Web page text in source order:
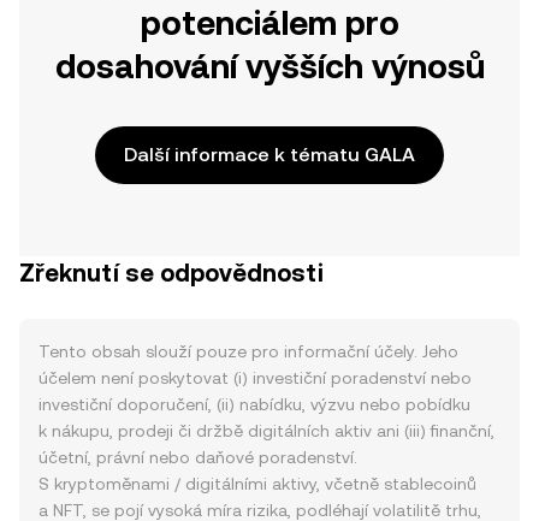
potenciálem pro
dosahování vyšších výnosů
Další informace k tématu GALA
Zřeknutí se odpovědnosti
Tento obsah slouží pouze pro informační účely. Jeho
účelem není poskytovat (i) investiční poradenství nebo
investiční doporučení, (ii) nabídku, výzvu nebo pobídku
k nákupu, prodeji či držbě digitálních aktiv ani (iii) finanční,
účetní, právní nebo daňové poradenství.
S kryptoměnami / digitálními aktivy, včetně stablecoinů
a NFT, se pojí vysoká míra rizika, podléhají volatilitě trhu,